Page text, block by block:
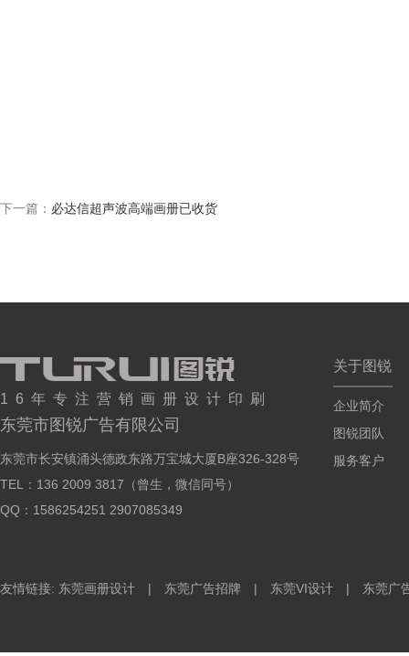
下一篇： 必达信超声波高端画册已收货
16年专注营销画册设计印刷
东莞市图锐广告有限公司
东莞市长安镇涌头德政东路万宝城大厦B座326-328号
TEL：136 2009 3817（曾生，微信同号）
QQ：1586254251 2907085349
关于图锐
企业简介
图锐团队
服务客户
友情链接: 东莞画册设计 | 东莞广告招牌 | 东莞VI设计 | 东莞